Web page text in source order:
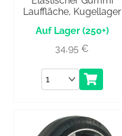
Lauffläche, Kugellager
(250+)
34,95€
Anzahl